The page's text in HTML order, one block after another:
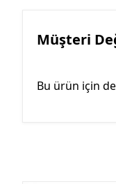
Müşteri
Bu ürün için